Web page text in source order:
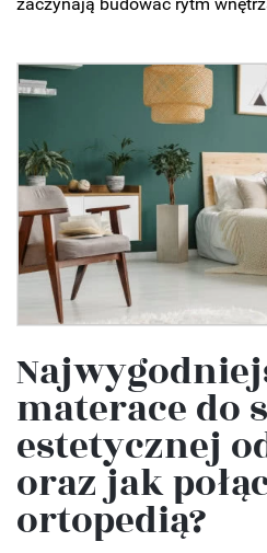
zaczynają budować rytm
materace do
estetycznej
oraz jak
ortopedią?